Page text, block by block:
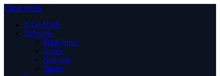
Close Menu
A LA UNE
Actualité
Flash Infos
Justice
National
Sports